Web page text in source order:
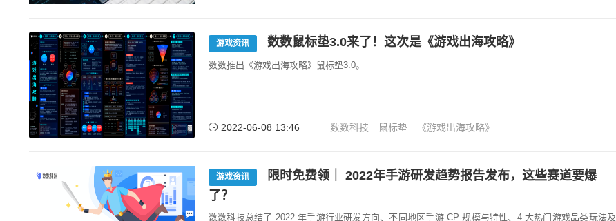
游戏资讯 数数鼠标垫3.0来了！这次是《游戏出海攻略》
数数推出《游戏出海攻略》鼠标垫3.0。
2022-06-08 13:46 数数科技 鼠标垫 《游戏出海攻略》
游戏资讯
限时免费领｜ 2022年手游研发趋势报告发布，这些赛道要爆
了？
数数科技总结了 2022 年手游行业研发方向、不同地区手游 CP 规模与特性、4 大热门游戏品类玩法及